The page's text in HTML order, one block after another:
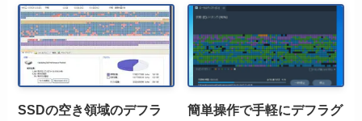
SSDの空き領域のデフラ
簡単操作で手軽にデフラグ